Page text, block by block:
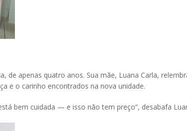
de apenas quatro anos. Sua mãe, Luana Carla,
e o carinho encontrados na nova unidade.
bem cuidada — e isso não tem preço”, desabafa